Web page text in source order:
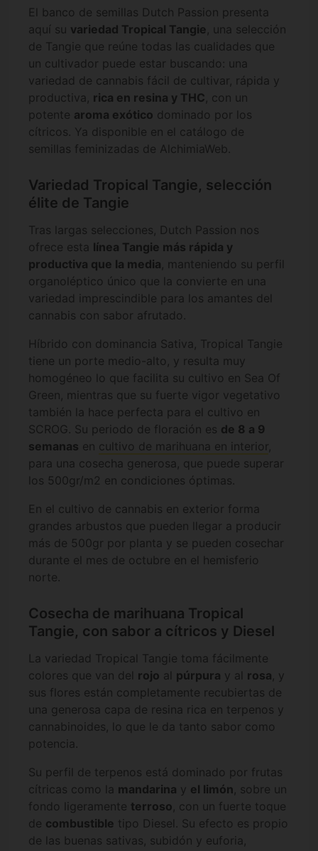
El banco de semillas Dutch Passion presenta
aquí su variedad Tropical Tangie, una selección
de Tangie que reúne todas las cualidades que
un cultivador puede estar buscando: una
variedad de cannabis fácil de cultivar, rápida y
productiva, rica en resina y THC, con un
potente aroma exótico dominado por los
cítricos. Ya disponible en el catálogo de
semillas feminizadas de AlchimiaWeb.
Variedad Tropical Tangie, selección
élite de Tangie
Tras largas selecciones, Dutch Passion nos
ofrece esta línea Tangie más rápida y
productiva que la media, manteniendo su perfil
organoléptico único que la convierte en una
variedad imprescindible para los amantes del
cannabis con sabor afrutado.
Híbrido con dominancia Sativa, Tropical Tangie
tiene un porte medio-alto, y resulta muy
homogéneo lo que facilita su cultivo en Sea Of
Green, mientras que su fuerte vigor vegetativo
también la hace perfecta para el cultivo en
SCROG. Su periodo de floración es de 8 a 9
semanas en cultivo de marihuana en interior ,
para una cosecha generosa, que puede superar
los 500gr/m2 en condiciones óptimas.
En el cultivo de cannabis en exterior forma
grandes arbustos que pueden llegar a producir
más de 500gr por planta y se pueden cosechar
durante el mes de octubre en el hemisferio
norte.
Cosecha de marihuana Tropical
Tangie, con sabor a cítricos y Diesel
La variedad Tropical Tangie toma fácilmente
colores que van del rojo al púrpura y al rosa, y
sus flores están completamente recubiertas de
una generosa capa de resina rica en terpenos y
cannabinoides, lo que le da tanto sabor como
potencia.
Su perfil de terpenos está dominado por frutas
cítricas como la mandarina y el limón, sobre un
fondo ligeramente terroso, con un fuerte toque
de combustible tipo Diesel. Su efecto es propio
de las buenas sativas, subidón y euforia,